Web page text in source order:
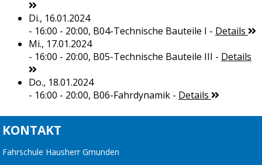
Di., 16.01.2024
- 16:00 - 20:00, B04-Technische Bauteile I - Details
Mi., 17.01.2024
- 16:00 - 20:00, B05-Technische Bauteile III - Details
Do., 18.01.2024
- 16:00 - 20:00, B06-Fahrdynamik- Details
KONTAKT
Fahrschule Hausherr Gmunden